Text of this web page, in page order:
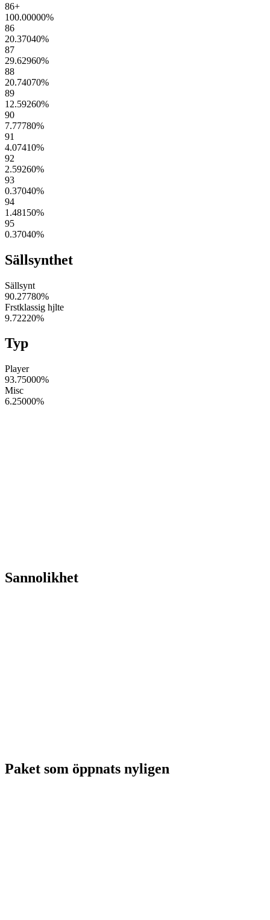
86+
100.00000%
86
20.37040%
87
29.62960%
88
20.74070%
89
12.59260%
90
7.77780%
91
4.07410%
92
2.59260%
93
0.37040%
94
1.48150%
95
0.37040%
Sällsynthet
Sällsynt
90.27780%
Frstklassig hjlte
9.72220%
Typ
Player
93.75000%
Misc
6.25000%
Sannolikhet
Paket som öppnats nyligen